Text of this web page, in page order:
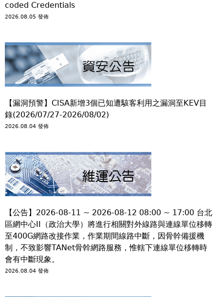
coded Credentials
2026.08.05 發佈
【漏洞預警】CISA新增3個已知遭駭客利用之漏洞至KEV目
錄(2026/07/27-2026/08/02)
2026.08.04 發佈
【公告】2026-08-11 ~ 2026-08-12 08:00 ~ 17:00 台北
區網中心II（政治大學）將進行相關對外線路與連線單位移轉
至400G網路改接作業，作業期間線路中斷，因骨幹備援機
制，不致影響TANet骨幹網路服務，惟轄下連線單位移轉時
會有中斷現象。
2026.08.04 發佈